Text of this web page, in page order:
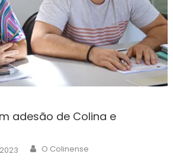
adesão de Colina e
Author
O Colinense